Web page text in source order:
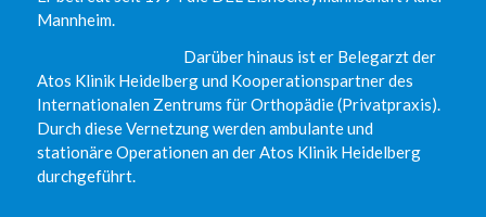
Mannheim.
Darüber hinaus ist er Belegarzt der
Atos Klinik Heidelberg und Kooperationspartner des
Internationalen Zentrums für Orthopädie (Privatpraxis).
Durch diese Vernetzung werden ambulante und
stationäre Operationen an der Atos Klinik Heidelberg
durchgeführt.